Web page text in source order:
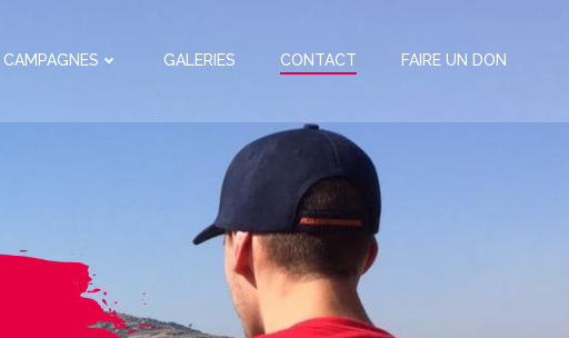
CAMPAGNES GALERIES CONTACT FAIRE UN DON